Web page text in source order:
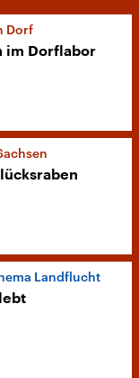
Dorf
im Dorflabor
Landflucht